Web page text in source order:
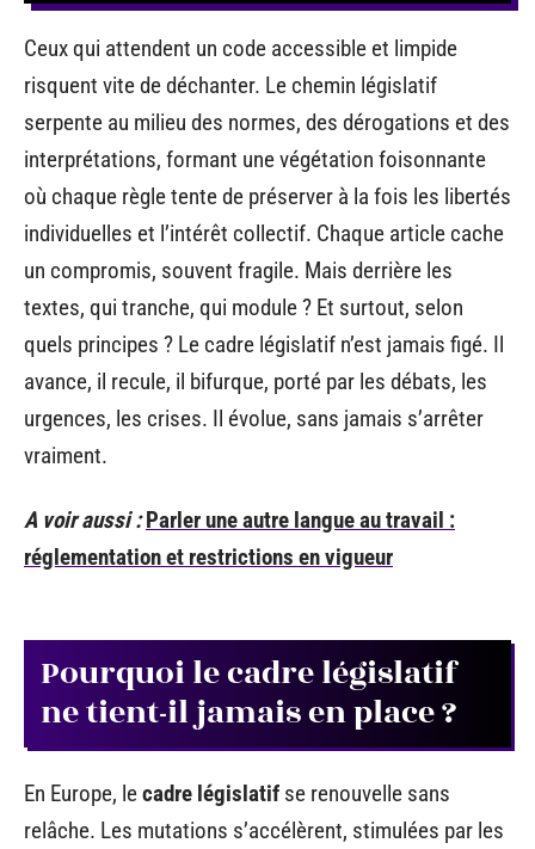
Ceux qui attendent un code accessible et limpide
risquent vite de déchanter. Le chemin législatif
serpente au milieu des normes, des dérogations et des
interprétations, formant une végétation foisonnante
où chaque règle tente de préserver à la fois les libertés
individuelles et l’intérêt collectif. Chaque article cache
un compromis, souvent fragile. Mais derrière les
textes, qui tranche, qui module ? Et surtout, selon
quels principes ? Le cadre législatif n’est jamais figé. Il
avance, il recule, il bifurque, porté par les débats, les
urgences, les crises. Il évolue, sans jamais s’arrêter
vraiment.
A voir aussi : Parler une autre langue au travail :
réglementation et restrictions en vigueur
Pourquoi le cadre législatif
ne tient-il jamais en place ?
En Europe, lecadre législatif se renouvelle sans
relâche. Les mutations s’accélèrent, stimulées par les